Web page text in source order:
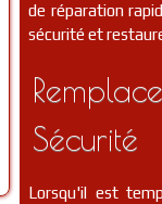
de réparation
sécurité et
Sécurité
Lorsqu'il est